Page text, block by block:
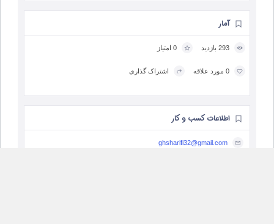
آمار
293 بازدید 0 امتیاز
0 مورد علاقه اشتراک گذاری
اطلاعات کسب و کار
ghsharifi32@gmail.com